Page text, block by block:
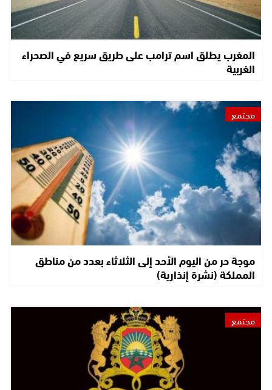
المغرب يطلق اسم ترامب على طريق سريع في الصحراء
الغربية
مجتمع
موجة حر من اليوم الأحد إلى الثلاثاء بعدد من مناطق
المملكة (نشرة إنذارية)
مجتمع